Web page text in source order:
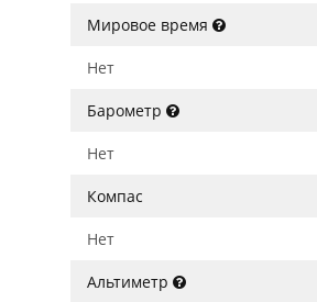
Мировое время
Нет
Барометр
Нет
Компас
Нет
Альтиметр